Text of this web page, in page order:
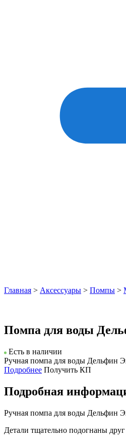
Главная > Аксессуары > Помпы >
Помпа для воды
Есть в наличии
Ручная помпа для воды Дельфин
Подробнее Получить КП
Подробная
Ручная помпа для воды Дельфин
Детали тщательно подогнаны